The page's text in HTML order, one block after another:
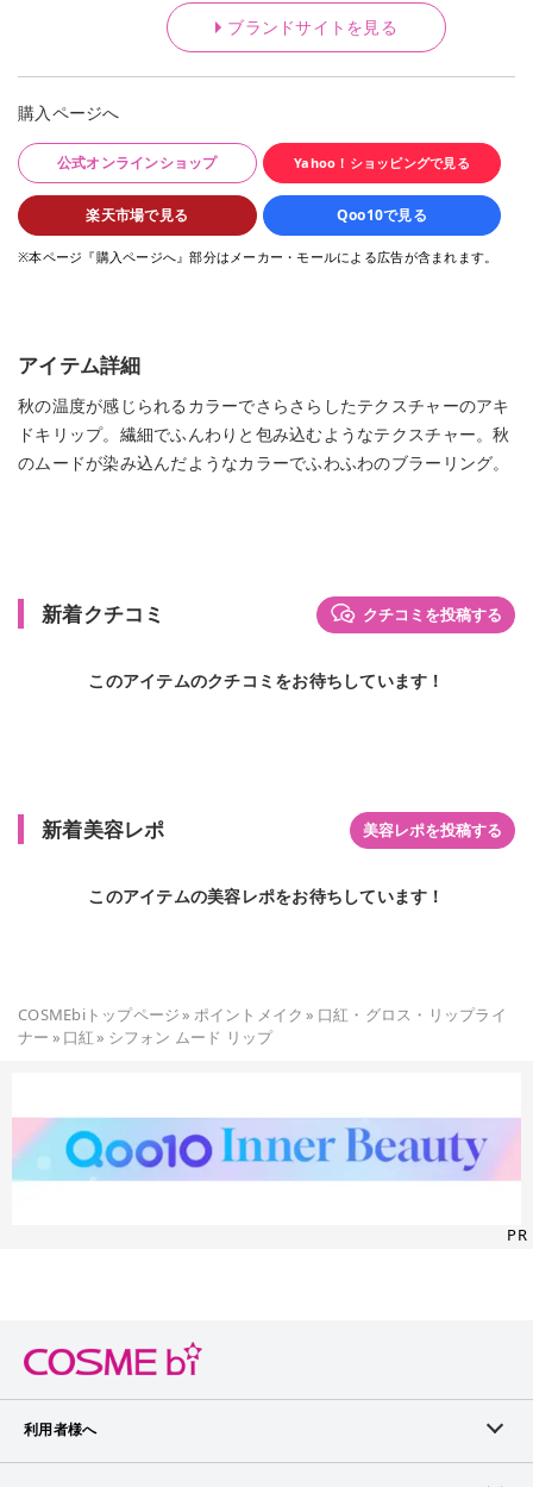
ブランドサイトを見る
購入ページへ
公式オンラインショップ Yahoo！ショッピングで見る
楽天市場で見る Qoo10で見る
※本ページ『購入ページへ』部分はメーカー・モールによる広告が含まれます。
アイテム詳細
秋の温度が感じられるカラーでさらさらしたテクスチャーのアキ
ドキリップ。繊細でふんわりと包み込むようなテクスチャー。秋
のムードが染み込んだようなカラーでふわふわのブラーリング。
新着クチコミ クチコミを投稿する
このアイテムのクチコミをお待ちしています！
新着美容レポ 美容レポを投稿する
このアイテムの美容レポをお待ちしています！
COSMEbiトップページ» ポイントメイク » 口紅・グロス・リップライ
ナー » 口紅» シフォン ムード リップ
PR
利用者様へ